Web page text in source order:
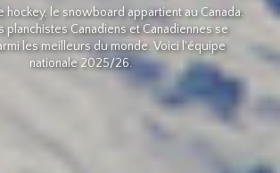
hockey, le snowboard appartient au Canada.
planchistes Canadiens et Canadiennes se
les meilleurs du monde. Voici l'équipe
nationale 2025/26.